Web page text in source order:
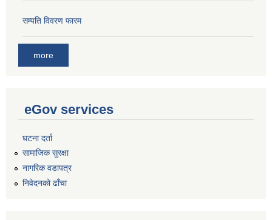
सम्पति विवरण फारम
more
eGov services
घटना दर्ता
सामाजिक सुरक्षा
नागरिक वडापत्र
निवेदनको ढाँचा